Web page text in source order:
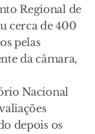
Regional de
cerca de 400
pelas
da câmara,
Nacional
depois os